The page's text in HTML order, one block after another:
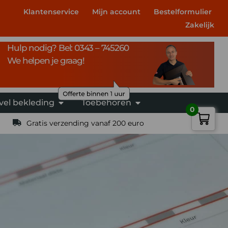
Klantenservice Mijn account
Bestelformulier
Zakelijk
Hulp nodig? Bel: 0343 – 745260
We helpen je graag!
bekleding Toebehoren
Gratis verzending vanaf 200 euro
0